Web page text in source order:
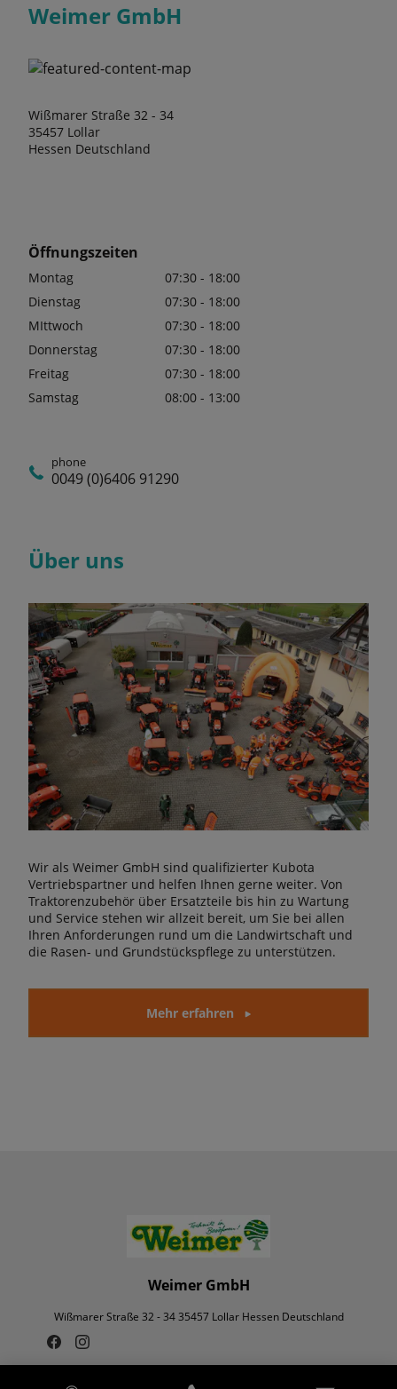
Weimer GmbH
Wißmarer Straße 32 - 34
35457 Lollar
Hessen Deutschland
Öffnungszeiten
Montag
07:30 - 18:00
Dienstag
07:30 - 18:00
MIttwoch
07:30 - 18:00
Donnerstag
07:30 - 18:00
Freitag
07:30 - 18:00
Samstag
08:00 - 13:00
phone
0049 (0)6406 91290
Über uns
Wir als Weimer GmbH sind qualifizierter Kubota
Vertriebspartner und helfen Ihnen gerne weiter. Von
Traktorenzubehör über Ersatzteile bis hin zu Wartung
und Service stehen wir allzeit bereit, um Sie bei allen
Ihren Anforderungen rund um die Landwirtschaft und
die Rasen- und Grundstückspflege zu unterstützen.
Mehr erfahren
Weimer GmbH
Wißmarer Straße 32 - 34 35457 Lollar Hessen Deutschland